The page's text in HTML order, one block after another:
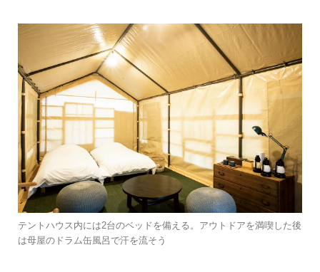
テントハウス内には2台のベッドを備える。アウトドアを満喫した後
は母屋のドラム缶風呂で汗を流そう